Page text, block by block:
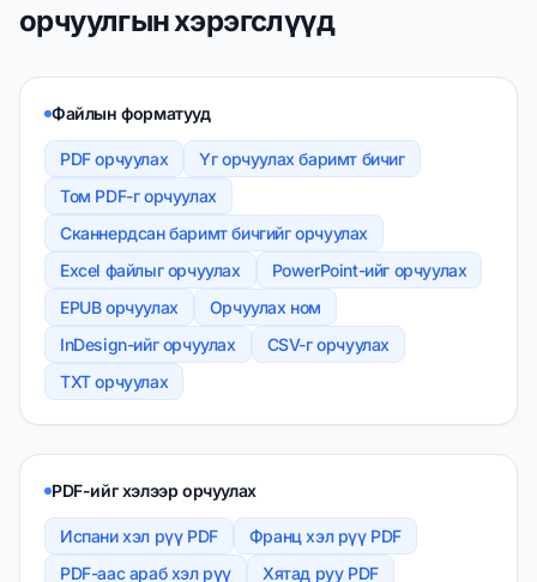
орчуулгын хэрэгслүүд
Файлын форматууд
PDF орчуулах
Үг орчуулах баримт бичиг
Том PDF-г орчуулах
Сканнердсан баримт бичгийг орчуулах
Excel файлыг орчуулах
PowerPoint-ийг орчуулах
EPUB орчуулах
Орчуулах ном
InDesign-ийг орчуулах
CSV-г орчуулах
TXT орчуулах
PDF-ийг хэлээр орчуулах
Испани хэл рүү PDF
Франц хэл рүү PDF
PDF-аас араб хэл рүү
Хятад руу PDF